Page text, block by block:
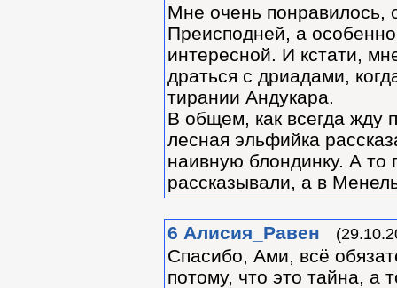
Мне очень понравилось,
Преисподней, а
интересной. И кстати,
драться с дриадами,
тирании Андукара.
В общем, как всегда жду
лесная эльфийка
наивную блондинку. А то
рассказывали, а в
6 Алиcия_Равен
Спасибо, Ами, всё
потому, что это тайна, а